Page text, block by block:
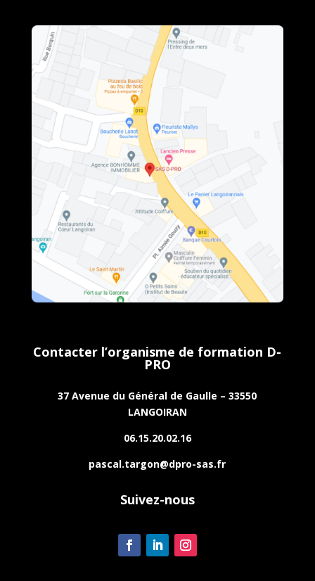
Contacter l’organisme de formation D-
PRO
37 Avenue du Général de Gaulle – 33550
LANGOIRAN
06.15.20.02.16
pascal.targon@dpro-sas.fr
Suivez-nous